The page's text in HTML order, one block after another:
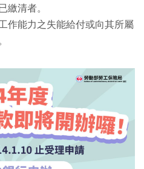
繳清者。
作能力之失能給付或向其所屬